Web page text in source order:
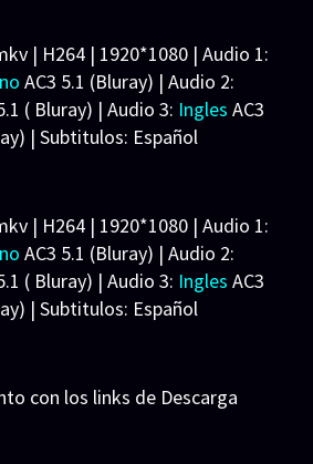
Brooks, Tadanobu Asano,
Han, Ludi Lin, Max Huang,
Cadwell, Mike Foenander,
Brent, Mel Jarnson
Estados Unidos-
Warner Bros.
| H264 | 1920*1080 | Audio 1:
AC3 5.1 (Bluray) | Audio 2:
( Bluray) | Audio 3: Ingles AC3
| Subtitulos: Español
Ligera: 4.57 GB
| H264 | 1920*1080 | Audio 1:
AC3 5.1 (Bluray) | Audio 2:
( Bluray) | Audio 3: Ingles AC3
| Subtitulos: Español
8.64 GB
con los links de Descarga